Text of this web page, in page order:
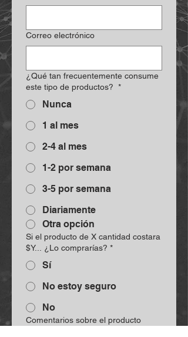
Correo electrónico
¿Qué tan frecuentemente consume
este tipo de productos? *
Nunca
1 al mes
2-4 al mes
1-2 por semana
3-5 por semana
Diariamente
Otra opción
Si el producto de X cantidad costara
$Y... ¿Lo comprarías? *
Sí
No estoy seguro
No
Comentarios sobre el producto